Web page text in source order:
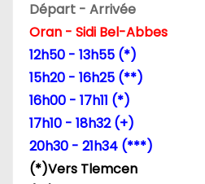
a
t
i
o
n
Départ - Arrivée
Oran - Sidi Bel-Abbes
12h50 - 13h55 (*)
15h20 - 16h25 (**)
16h00 - 17h11 (*)
17h10 - 18h32 (+)
20h30 - 21h34 (***)
(*)Vers Tlemcen